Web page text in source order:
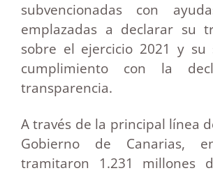
subvencionadas con
emplazadas a declarar su
sobre el ejercicio 2021 y su
cumplimiento con la
transparencia.
A través de la principal línea
Gobierno de Canarias,
tramitaron 1.231 millones